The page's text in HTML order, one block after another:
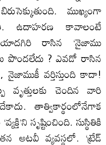
ముఖ్యంగా
ఉదాహరణ కావాలంటే
రాసిన ‘నైజాము
పొందలేదు ? ఎవడో రాసిన
నైజాముకీ వర్తిస్తుంది కాదా!
చెందిన వారి
తాత్వికార్థంలోనేగాక
సృష్టించింది. సుస్థితికి
అటవీ వ్యవస్థలో. ‘ట్రేడ్‌